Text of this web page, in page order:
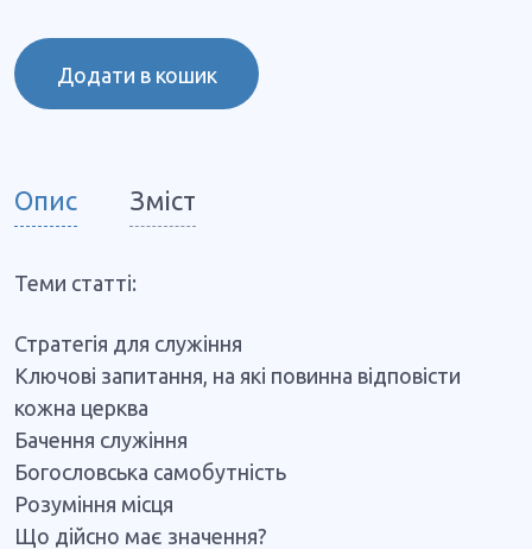
Додати в кошик
Опис Зміст
Теми статті:
Стратегія для служіння
Ключові запитання, на які повинна відповісти
кожна церква
Бачення служіння
Богословська самобутність
Розуміння місця
Що дійсно має значення?